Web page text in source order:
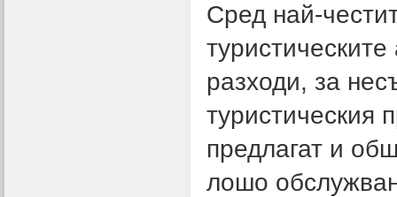
Сред най-
разходи, за
туристическия
предлагат и
лошо